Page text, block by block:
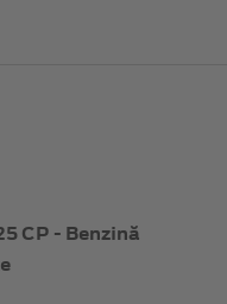
CP - Benzină